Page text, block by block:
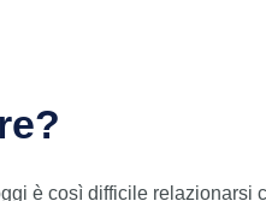
è così difficile